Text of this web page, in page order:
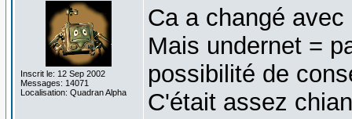
Inscrit le: 12 Sep 2002
Messages: 14071
Localisation: Quadran Alpha
Ca a changé
Mais undernet =
possibilité de
C'était assez